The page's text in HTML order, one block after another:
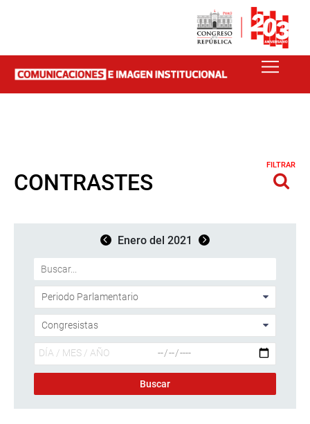
CONTRASTES
FILTRAR
Enero del 2021